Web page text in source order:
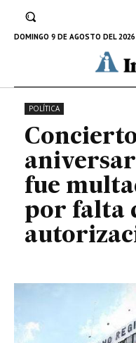
DOMINGO 9 DE AGOSTO DEL 2026
Junín fue
falta de
15 DE
POLÍTICA
fue
por falta